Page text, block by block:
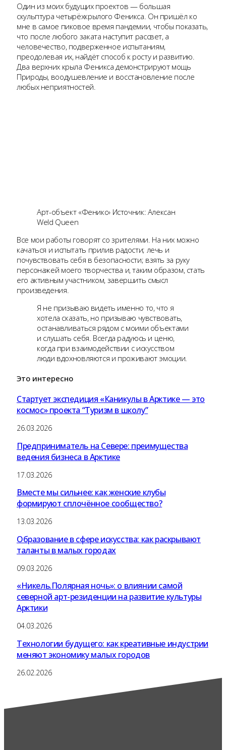
Один из моих будущих проектов — большая
скульптура четырёхкрылого Феникса. Он пришёл ко
мне в самое пиковое время пандемии, чтобы показать,
что после любого заката наступит рассвет, а
человечество, подверженное испытаниям,
преодолевая их, найдёт способ к росту и развитию.
Два верхних крыла Феникса демонстрируют мощь
Природы, воодушевление и восстановление после
любых неприятностей.
Арт-объект «Феникс» Источник: Александра
Weld Queen
Все мои работы говорят со зрителями. На них можно
качаться и испытать прилив радости; лечь и
почувствовать себя в безопасности; взять за руку
персонажей моего творчества и, таким образом, стать
его активным участником, завершить смысл
произведения.
Я не призываю видеть именно то, что я
хотела сказать, но призываю чувствовать,
останавливаться рядом с моими объектами
и слушать себя. Всегда радуюсь и ценю,
когда при взаимодействии с искусством
люди вдохновляются и проживают эмоции.
Это интересно
Стартует экспедиция «Каникулы в Арктике — это
космос» проекта “Туризм в школу”
26.03.2026
Предприниматель на Севере: преимущества
ведения бизнеса в Арктике
17.03.2026
Вместе мы сильнее: как женские клубы
формируют сплочённое сообщество?
13.03.2026
Образование в сфере искусства: как раскрывают
таланты в малых городах
09.03.2026
«Никель.Полярная ночь»: о влиянии самой
северной арт-резиденции на развитие культуры
Арктики
04.03.2026
Технологии будущего: как креативные индустрии
меняют экономику малых городов
26.02.2026